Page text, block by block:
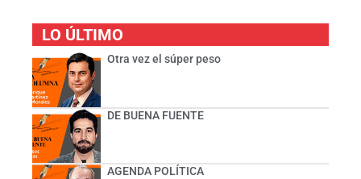
LO ÚLTIMO
Otra vez el súper peso
DE BUENA FUENTE
AGENDA POLÍTICA